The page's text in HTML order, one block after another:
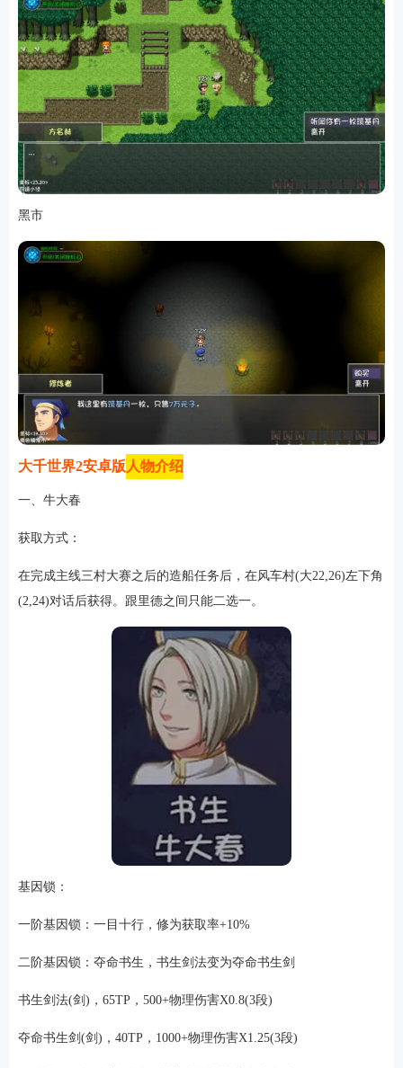
软件
资讯
恋爱养成沙盒模组 up主自制
街机格斗模拟经营音乐游戏
游戏辅助摄影美颜 办公商务
考试学习AI软件健康运动生活购物
黑市
大千世界2安卓版人物介绍
一、牛大春
获取方式：
在完成主线三村大赛之后的造船任务后，在风车村(大22,26)左下角
(2,24)对话后获得。跟里德之间只能二选一。
基因锁：
一阶基因锁：一目十行，修为获取率+10%
二阶基因锁：夺命书生，书生剑法变为夺命书生剑
书生剑法(剑)，65TP，500+物理伤害X0.8(3段)
夺命书生剑(剑)，40TP，1000+物理伤害X1.25(3段)